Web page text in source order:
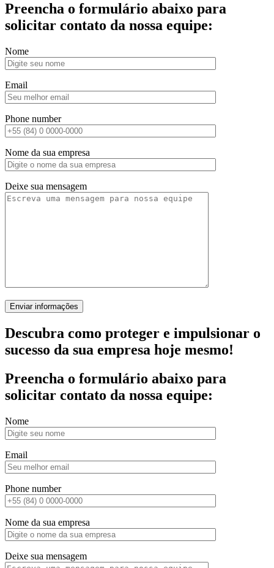
Preencha o formulário abaixo para
solicitar contato da nossa equipe:
Nome
Email
Phone number
Nome da sua empresa
Deixe sua mensagem
Descubra como proteger e impulsionar o
sucesso da sua empresa hoje mesmo!
Preencha o formulário abaixo para
solicitar contato da nossa equipe:
Nome
Email
Phone number
Nome da sua empresa
Deixe sua mensagem